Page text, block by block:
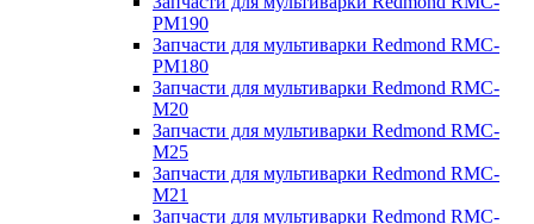
PM190
Запчасти для мультиварки Redmond RMC-
PM180
Запчасти для мультиварки Redmond RMC-
M20
Запчасти для мультиварки Redmond RMC-
M25
Запчасти для мультиварки Redmond RMC-
M21
Запчасти для мультиварки Redmond RMC-